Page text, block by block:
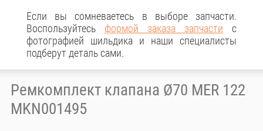
Если вы сомневаетесь в выборе запчасти.
Воспользуйтесь формой заказа запчасти с
фотографией шильдика и наши специалисты
подберут деталь сами.
Ремкомплект клапана Ø70 MER 122
MKN001495